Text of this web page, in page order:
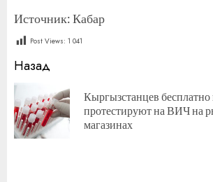
Источник: Кабар
Post Views: 1 041
Продолжить
чтение
Назад
Кыргызстанцев
протестируют на ВИЧ на
магазинах